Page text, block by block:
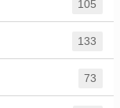
105
133
73